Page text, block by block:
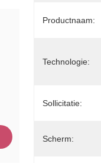
Productnaam:
Technologie:
Sollicitatie:
Scherm: